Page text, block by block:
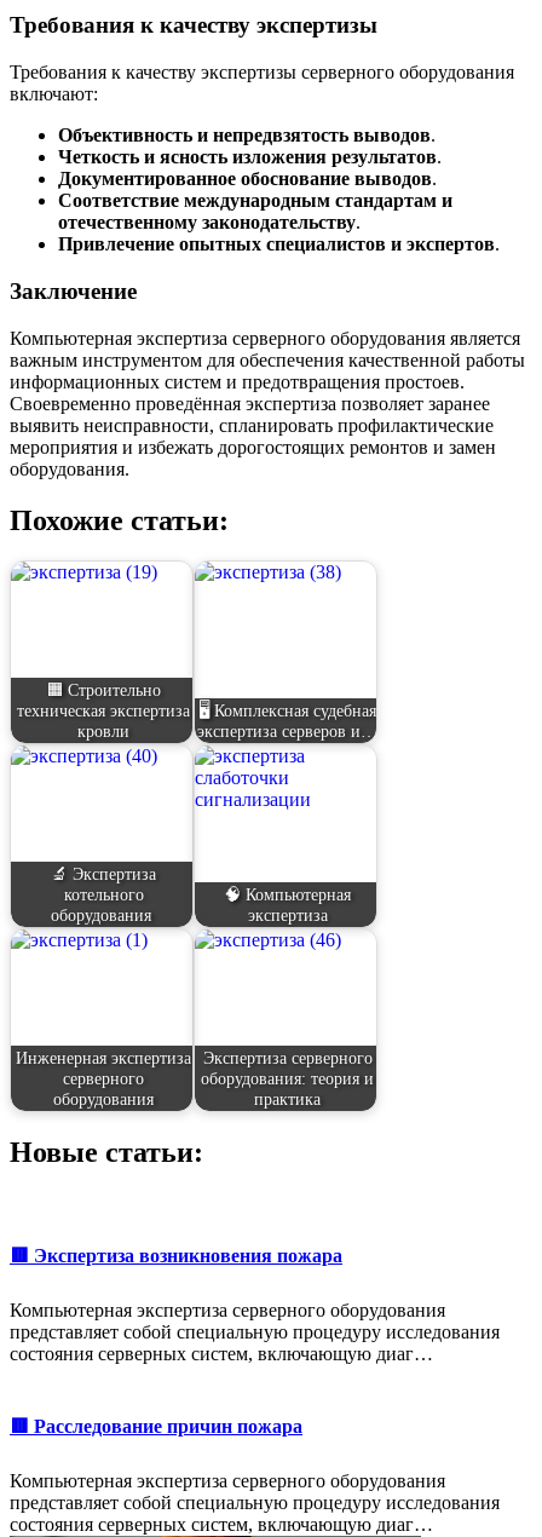
Требования к качеству экспертизы
Требования к качеству экспертизы серверного оборудования
включают:
Объективность и непредвзятость выводов.
Четкость и ясность изложения результатов.
Документированное обоснование выводов.
Соответствие международным стандартам и
отечественному законодательству.
Привлечение опытных специалистов и экспертов.
Заключение
Компьютерная экспертиза серверного оборудования является
важным инструментом для обеспечения качественной работы
информационных систем и предотвращения простоев.
Своевременно проведённая экспертиза позволяет заранее
выявить неисправности, спланировать профилактические
мероприятия и избежать дорогостоящих ремонтов и замен
оборудования.
Похожие статьи:
🟧 Строительно
техническая экспертиза
кровли
🖥️ Комплексная судебная
экспертиза серверов и…
🔬 Экспертиза
котельного
оборудования
🧠 Компьютерная
экспертиза
Инженерная экспертиза
серверного
оборудования
Экспертиза серверного
оборудования: теория и
практика
Новые статьи:
🟥 Экспертиза возникновения пожара
Компьютерная экспертиза серверного оборудования
представляет собой специальную процедуру исследования
состояния серверных систем, включающую диаг…
🟥 Расследование причин пожара
Компьютерная экспертиза серверного оборудования
представляет собой специальную процедуру исследования
состояния серверных систем, включающую диаг…